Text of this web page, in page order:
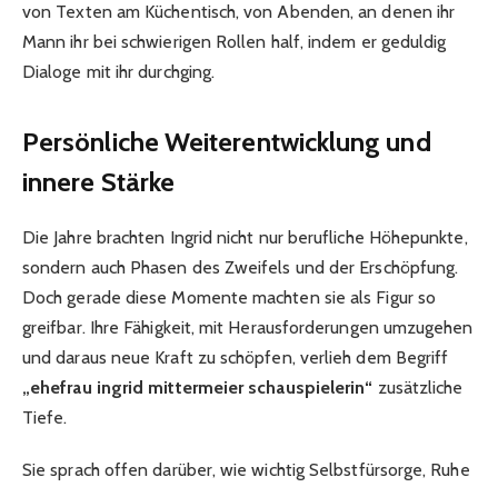
von Texten am Küchentisch, von Abenden, an denen ihr
Mann ihr bei schwierigen Rollen half, indem er geduldig
Dialoge mit ihr durchging.
Persönliche Weiterentwicklung und
innere Stärke
Die Jahre brachten Ingrid nicht nur berufliche Höhepunkte,
sondern auch Phasen des Zweifels und der Erschöpfung.
Doch gerade diese Momente machten sie als Figur so
greifbar. Ihre Fähigkeit, mit Herausforderungen umzugehen
und daraus neue Kraft zu schöpfen, verlieh dem Begriff
„ehefrau ingrid mittermeier schauspielerin“ zusätzliche
Tiefe.
Sie sprach offen darüber, wie wichtig Selbstfürsorge, Ruhe